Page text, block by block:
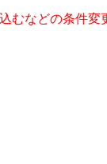
むなどの条件変